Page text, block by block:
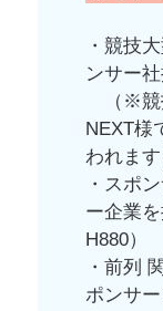
・競技
ンサー
（※競
NEXT様
われます
・スポ
ー企業
H880）
・前列
ポンサ